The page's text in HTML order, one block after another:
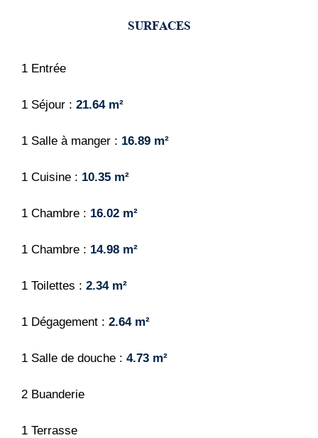
SURFACES
1 Entrée
1 Séjour 21.64 m²
1 Salle à manger 16.89 m²
1 Cuisine 10.35 m²
1 Chambre 16.02 m²
1 Chambre 14.98 m²
1 Toilettes 2.34 m²
1 Dégagement 2.64 m²
1 Salle de douche 4.73 m²
2 Buanderie
1 Terrasse